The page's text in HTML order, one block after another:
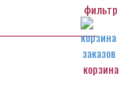
фильтр
корзина